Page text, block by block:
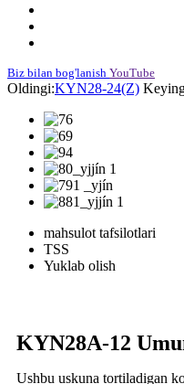
Biz bilan bog'lanish YouTube
Oldingi:KYN28-24(Z)
mahsulot tafsilotlari
TSS
Yuklab olish
KYN28A-12
Ushbu uskuna tortiladigan